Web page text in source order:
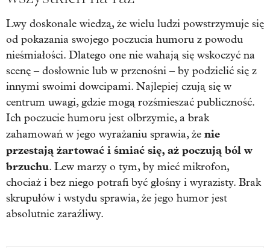
Lwy doskonale wiedzą, że wielu ludzi powstrzymuje się
od pokazania swojego poczucia humoru z powodu
nieśmiałości. Dlatego one nie wahają się wskoczyć na
scenę – dosłownie lub w przenośni – by podzielić się z
innymi swoimi dowcipami. Najlepiej czują się w
centrum uwagi, gdzie mogą rozśmieszać publiczność.
Ich poczucie humoru jest olbrzymie, a brak
zahamowań w jego wyrażaniu sprawia, że nie
przestają żartować i śmiać się, aż poczują ból w
brzuchu. Lew marzy o tym, by mieć mikrofon,
chociaż i bez niego potrafi być głośny i wyrazisty. Brak
skrupułów i wstydu sprawia, że jego humor jest
absolutnie zaraźliwy.